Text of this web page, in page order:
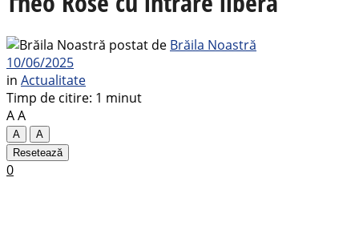
postat de Brăila Noastră
10/06/2025
in Actualitate
Timp de citire: 1 minut
AA
A
A
Resetează
0